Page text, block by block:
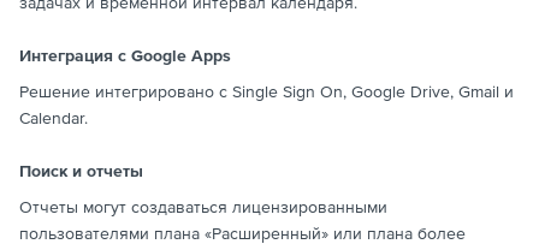
Интеграция с Google Apps
Решение интегрировано с Single Sign On, Google Drive, Gmail и
Calendar.
Поиск и отчеты
Отчеты могут создаваться лицензированными
пользователями плана «Расширенный» или плана более